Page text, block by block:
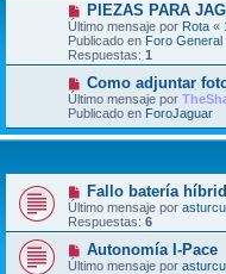
PIEZAS PARA
Último mensaje por Rota «
Publicado en Foro General
Respuestas: 1
Como adjuntar
Último mensaje por
Publicado en ForoJaguar
Fallo batería
Último mensaje por
Respuestas: 6
Autonomía I-Pace
Último mensaje por